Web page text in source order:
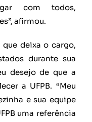
com todos,
afirmou.
que deixa o cargo,
durante sua
desejo de que a
a UFPB. “Meu
e sua equipe
uma referência